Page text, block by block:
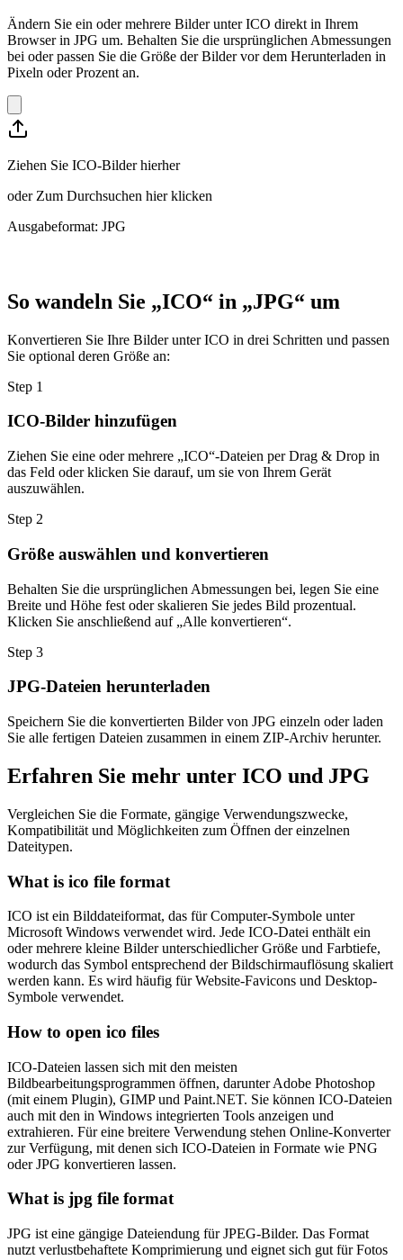
Ändern Sie ein oder mehrere Bilder unter ICO direkt in Ihrem
Browser in JPG um. Behalten Sie die ursprünglichen Abmessungen
bei oder passen Sie die Größe der Bilder vor dem Herunterladen in
Pixeln oder Prozent an.
Ziehen Sie ICO-Bilder hierher
oder Zum Durchsuchen hier klicken
Ausgabeformat: JPG
So wandeln Sie „ICO“ in „JPG“ um
Konvertieren Sie Ihre Bilder unter ICO in drei Schritten und passen
Sie optional deren Größe an:
Step 1
ICO-Bilder hinzufügen
Ziehen Sie eine oder mehrere „ICO“-Dateien per Drag & Drop in
das Feld oder klicken Sie darauf, um sie von Ihrem Gerät
auszuwählen.
Step 2
Größe auswählen und konvertieren
Behalten Sie die ursprünglichen Abmessungen bei, legen Sie eine
Breite und Höhe fest oder skalieren Sie jedes Bild prozentual.
Klicken Sie anschließend auf „Alle konvertieren“.
Step 3
JPG-Dateien herunterladen
Speichern Sie die konvertierten Bilder von JPG einzeln oder laden
Sie alle fertigen Dateien zusammen in einem ZIP-Archiv herunter.
Erfahren Sie mehr unter ICO und JPG
Vergleichen Sie die Formate, gängige Verwendungszwecke,
Kompatibilität und Möglichkeiten zum Öffnen der einzelnen
Dateitypen.
What is ico file format
ICO ist ein Bilddateiformat, das für Computer-Symbole unter
Microsoft Windows verwendet wird. Jede ICO-Datei enthält ein
oder mehrere kleine Bilder unterschiedlicher Größe und Farbtiefe,
wodurch das Symbol entsprechend der Bildschirmauflösung skaliert
werden kann. Es wird häufig für Website-Favicons und Desktop-
Symbole verwendet.
How to open ico files
ICO-Dateien lassen sich mit den meisten
Bildbearbeitungsprogrammen öffnen, darunter Adobe Photoshop
(mit einem Plugin), GIMP und Paint.NET. Sie können ICO-Dateien
auch mit den in Windows integrierten Tools anzeigen und
extrahieren. Für eine breitere Verwendung stehen Online-Konverter
zur Verfügung, mit denen sich ICO-Dateien in Formate wie PNG
oder JPG konvertieren lassen.
What is jpg file format
JPG ist eine gängige Dateiendung für JPEG-Bilder. Das Format
nutzt verlustbehaftete Komprimierung und eignet sich gut für Fotos